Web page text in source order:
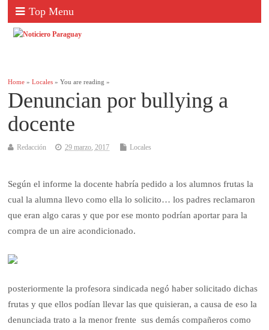
Top Menu
Home »Locales » You are reading »
Denuncian por bullying a
docente
Redacción 29 marzo, 2017 Locales
Según el informe la docente habría pedido a los alumnos frutas la
cual la alumna llevo como ella lo solicito… los padres reclamaron
que eran algo caras y que por ese monto podrían aportar para la
compra de un aire acondicionado.
posteriormente la profesora sindicada negó haber solicitado dichas
frutas y que ellos podían llevar las que quisieran, a causa de eso la
denunciada trato a la menor frente sus demás compañeros como